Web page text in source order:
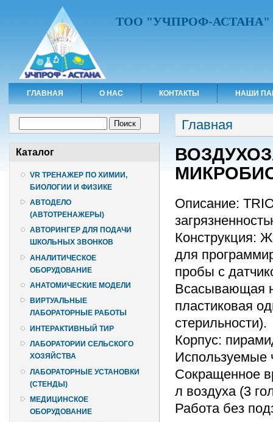
ТОО "УЧПРОФ-АСТАНА"
ГЛАВНАЯ О НАС КОНТАКТЫ НАШИ
Каталог
VR ТРЕНАЖЕР ПО ХИМИИ,
БИОЛОГИИ И ФИЗИКЕ
АВТОДЕЛО
(АВТОТРЕНАЖЕРЫ)
АВТОРИНГЕР ДЛЯ ПОДАЧИ
ШКОЛЬНЫХ ЗВОНКОВ
АНАЛИТИЧЕСКОЕ
ОБОРУДОВАНИЕ
АНАТОМИЧЕСКИЕ МОДЕЛИ
ВИРТУАЛЬНЫЕ
ЛАБОРАТОРНЫЕ РАБОТЫ
ИНТЕРАКТИВНЫЙ ТИР
ЛАБОРАТОРИИ СЕЛЬСКОГО
ХОЗЯЙСТВА
ЛАБОРАТОРНЫЕ УСТАНОВКИ
(СТЕНДЫ)
МЕДИЦИНСКОЕ
ОБОРУДОВАНИЕ
Вы здесь
Главная
Описание:
Конструкция:
для
пробы c
Всасывающая
пластиковая
стерильности).
Корпус:
Используемые
Сокращенное
л воздуха (3
Работа без